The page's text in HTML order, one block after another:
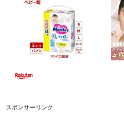
スポンサーリンク